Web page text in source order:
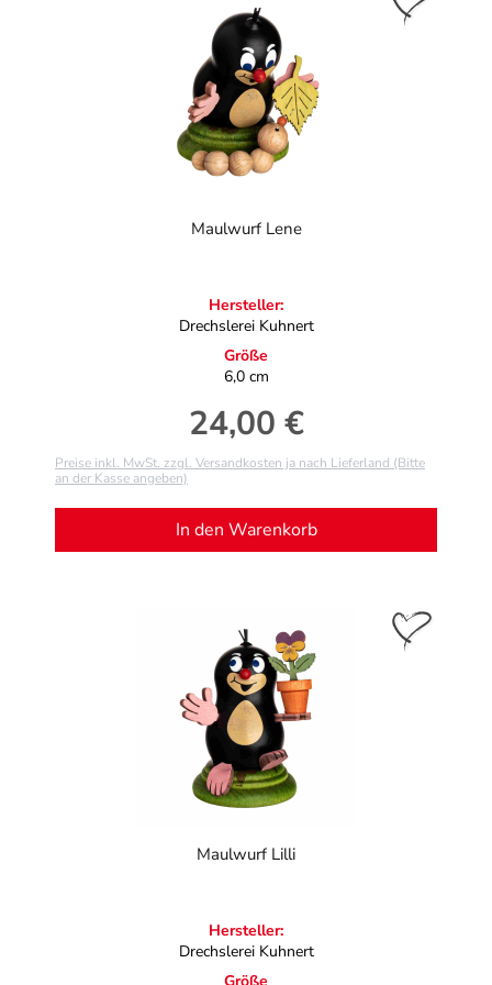
Maulwurf Lene
Hersteller:
Drechslerei Kuhnert
Größe
6,0 cm
Regulärer Preis:
24,00 €
Preise inkl. MwSt. zzgl. Versandkosten ja nach Lieferland (Bitte
an der Kasse angeben)
In den Warenkorb
Maulwurf Lilli
Hersteller:
Drechslerei Kuhnert